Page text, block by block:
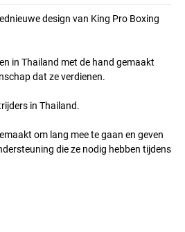
design van King Pro Boxing
in Thailand met de hand gemaakt
dat ze verdienen.
in Thailand.
om lang mee te gaan en geven
die ze nodig hebben tijdens